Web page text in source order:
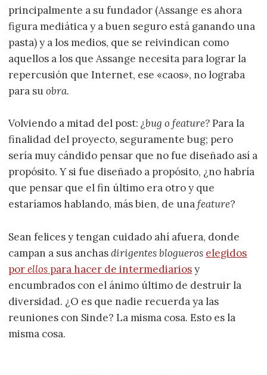
principalmente a su fundador (Assange es ahora
figura mediática y a buen seguro está ganando una
pasta) y a los medios, que se reivindican como
aquellos a los que Assange necesita para lograr la
repercusión que Internet, ese «caos», no lograba
para suobra.
Volviendo a mitad del post:¿bug o feature?Para la
finalidad del proyecto, seguramente bug; pero
sería muy cándido pensar que no fue diseñado así a
propósito. Y si fue diseñado a propósito, ¿no habría
que pensar que el fin último era otro y que
estaríamos hablando, más bien, de unafeature?
Sean felices y tengan cuidado ahí afuera, donde
campan a sus anchasdirigentes blogueros elegidos
porellos para hacer de intermediariosy
encumbrados con el ánimo último de destruir la
diversidad. ¿O es que nadie recuerda ya las
reuniones con Sinde? La misma cosa. Esto es la
misma cosa.